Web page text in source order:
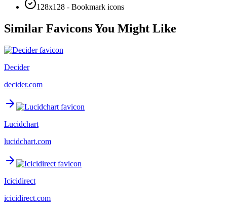
128x128 - Bookmark icons
Similar Favicons You Might Like
Decider
decider.com
Lucidchart
lucidchart.com
Icicidirect
icicidirect.com